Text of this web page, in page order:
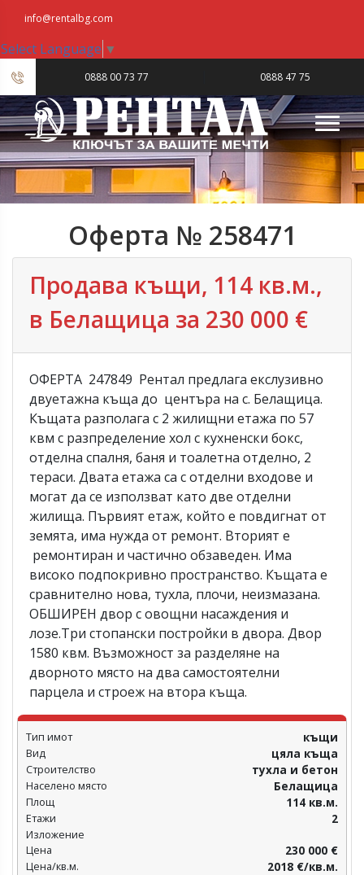
info@rentalbg.com
Select Language ▼
0888 00 73 77 0888 47 75
23
Оферта № 258471
Продава къщи, 114 кв.м.,
в Белащица за 230 000 €
ОФЕРТА 247849 Рентал предлага екслузивно
двуетажна къща до центъра на с. Белащица.
Къщата разполага с 2 жилищни етажа по 57
квм с разпределение хол с кухненски бокс,
отделна спалня, баня и тоалетна отделно, 2
тераси. Двата етажа са с отделни входове и
могат да се използват като две отделни
жилища. Първият етаж, който е повдигнат от
земята, има нужда от ремонт. Вторият е
ремонтиран и частично обзаведен. Има
високо подпокривно пространство. Къщата е
сравнително нова, тухла, плочи, неизмазана.
ОБШИРЕН двор с овощни насаждения и
лозе.Три стопански постройки в двора. Двор
1580 квм. Възможност за разделяне на
дворното място на два самостоятелни
парцела и строеж на втора къща.
Тип имот къщи
Вид цяла къща
Строителство тухла и бетон
Населено място Белащица
Площ 114 кв.м.
Етажи 2
Изложение
Цена
230 000 €
Цена/кв.м. 2018 €/кв.м.